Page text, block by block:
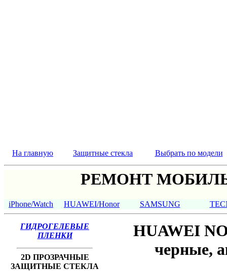
На главную Защитные стекла Выбрать по модели
РЕМОНТ
iPhone/Watch HUAWEI/Honor SAMSUNG
ГИДРОГЕЛЕВЫЕ
ПЛЕНКИ
2D ПРОЗРАЧНЫЕ
ЗАЩИТНЫЕ СТЕКЛА
HUAWEI
черные,